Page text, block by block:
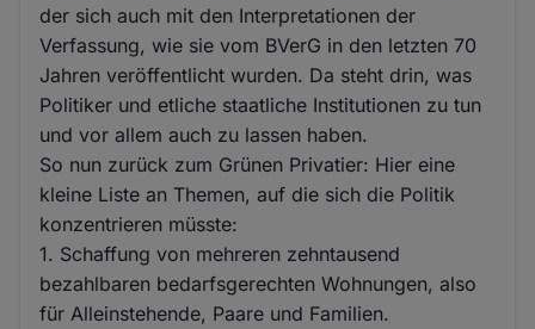
der sich auch mit den Interpretationen der
Verfassung, wie sie vom BVerG in den letzten 70
Jahren veröffentlicht wurden. Da steht drin, was
Politiker und etliche staatliche Institutionen zu tun
und vor allem auch zu lassen haben.
So nun zurück zum Grünen Privatier: Hier eine
kleine Liste an Themen, auf die sich die Politik
konzentrieren müsste:
1. Schaffung von mehreren zehntausend
bezahlbaren bedarfsgerechten Wohnungen, also
für Alleinstehende, Paare und Familien.